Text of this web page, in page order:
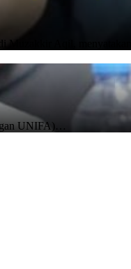
Muzakkir Aqil,
UNIFA)…